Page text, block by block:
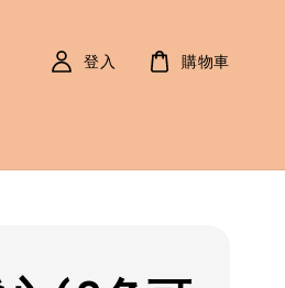
登入 購物車